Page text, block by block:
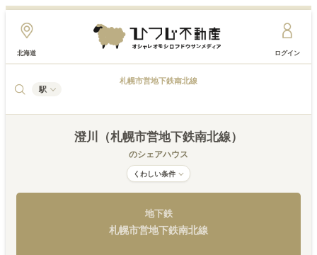
北海道 ログイン
駅
札幌市営地下鉄南北線
澄川（札幌市営地下鉄南北線）
のシェアハウス
くわしい条件
地下鉄
札幌市営地下鉄南北線